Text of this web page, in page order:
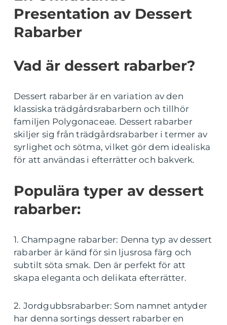
Presentation av Dessert
Rabarber
Vad är dessert rabarber?
Dessert rabarber är en variation av den
klassiska trädgårdsrabarbern och tillhör
familjen Polygonaceae. Dessert rabarber
skiljer sig från trädgårdsrabarber i termer av
syrlighet och sötma, vilket gör dem idealiska
för att användas i efterrätter och bakverk.
Populära typer av dessert
rabarber:
1. Champagne rabarber: Denna typ av dessert
rabarber är känd för sin ljusrosa färg och
subtilt söta smak. Den är perfekt för att
skapa eleganta och delikata efterrätter.
2. Jordgubbsrabarber: Som namnet antyder
har denna sortings dessert rabarber en